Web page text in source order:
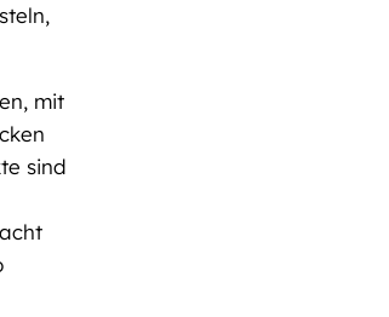
mit
sind